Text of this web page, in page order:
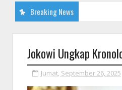
Breaking News
Jokowi Ungkap
Jumat, September 26, 2025